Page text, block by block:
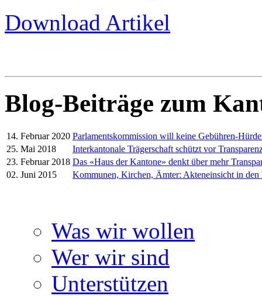
Download Artikel
Blog-Beiträge zum
14. Februar 2020 Parlamentskommission will keine Gebühren-
25. Mai 2018
Interkantonale Trägerschaft schützt vor
23. Februar 2018 Das «Haus der Kantone» denkt über mehr
02. Juni 2015
Kommunen, Kirchen, Ämter: Akteneinsicht in den
Was wir wollen
Wer wir sind
Unterstützen